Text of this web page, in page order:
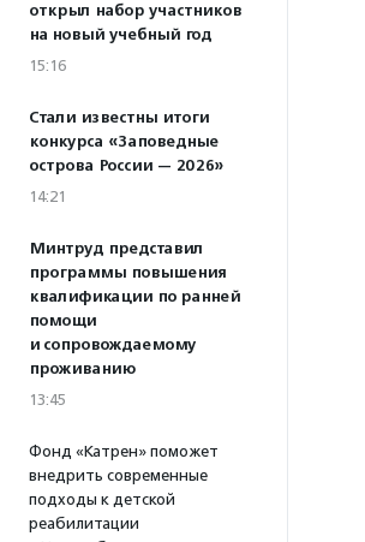
открыл набор участников
на новый учебный год
15:16
Стали известны итоги
конкурса «Заповедные
острова России — 2026»
14:21
Минтруд представил
программы повышения
квалификации по ранней
помощи
и сопровождаемому
проживанию
13:45
Фонд «Катрен» поможет
внедрить современные
подходы к детской
реабилитации